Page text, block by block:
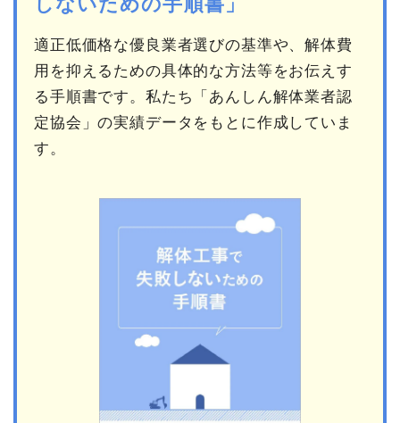
しないための手順書」
適正低価格な優良業者選びの基準や、解体費
用を抑えるための具体的な方法等をお伝えす
る手順書です。私たち「あんしん解体業者認
定協会」の実績データをもとに作成していま
す。